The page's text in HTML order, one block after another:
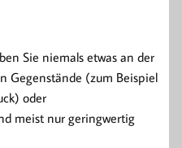
Sie niemals etwas an der
Gegenstände (zum Beispiel
oder
meist nur geringwertig